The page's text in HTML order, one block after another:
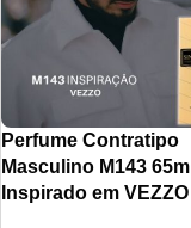
Perfume Contratipo
Masculino M143 65ml
Inspirado em VEZZO